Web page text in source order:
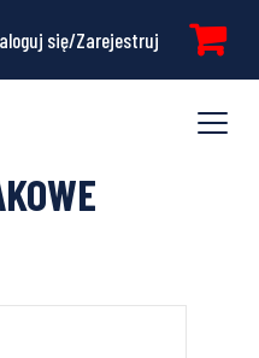
się/Zarejestruj